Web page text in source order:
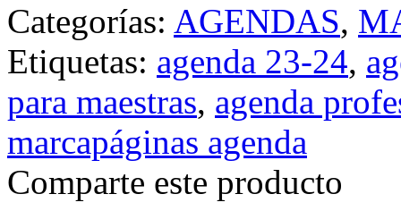
Categorías: AGENDAS,
Etiquetas: agenda 23-24,
para maestras, agenda
marcapáginas agenda
Comparte este producto